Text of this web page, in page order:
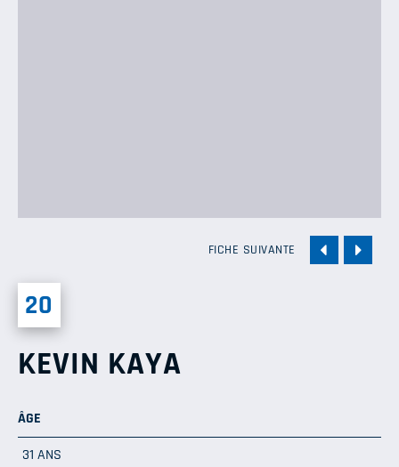
FICHE SUIVANTE
20
KEVIN KAYA
ÂGE
31 ANS